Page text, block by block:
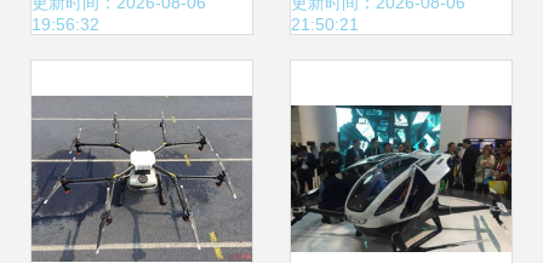
19:56:32
章
21:50:21